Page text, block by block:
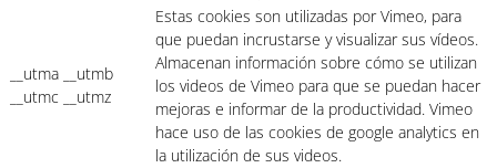
__utma __utmb
__utmc __utmz
Estas cookies son utilizadas por Vimeo, para
que puedan incrustarse y visualizar sus vídeos.
Almacenan información sobre cómo se utilizan
los videos de Vimeo para que se puedan hacer
mejoras e informar de la productividad. Vimeo
hace uso de las cookies de google analytics en
la utilización de sus videos.